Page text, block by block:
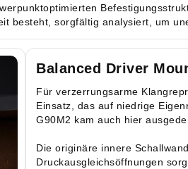
besteht, sorgfältig analysiert, um
Balanced Driver
Für verzerrungsarme
Einsatz, das auf niedrige
G90M2 kam auch hier
Die originäre innere
Druckausgleichsöffnungen